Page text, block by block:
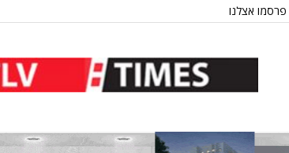
פרסמו אצלנו